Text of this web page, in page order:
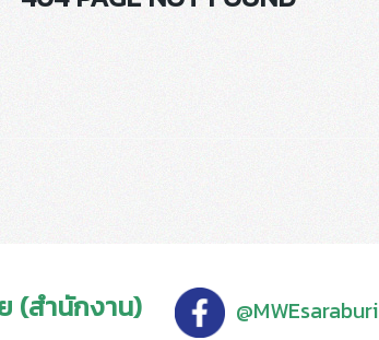
(สำนักงาน) @MWEsaraburi